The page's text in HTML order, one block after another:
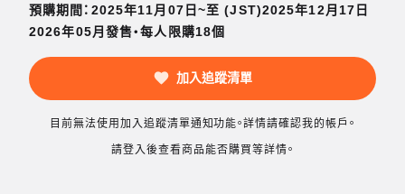
預購期間：2025年11月07日~至 (JST)2025年12月17日
2026年05月發售・每人限購18個
加入追蹤清單
目前無法使用加入追蹤清單通知功能。詳情請確認我的帳戶。
請登入後查看商品能否購買等詳情。